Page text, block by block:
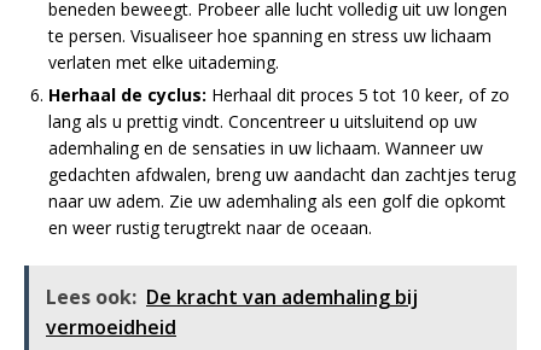
beneden beweegt. Probeer alle lucht volledig uit uw longen
te persen. Visualiseer hoe spanning en stress uw lichaam
verlaten met elke uitademing.
Herhaal de cyclus: Herhaal dit proces 5 tot 10 keer, of zo
lang als u prettig vindt. Concentreer u uitsluitend op uw
ademhaling en de sensaties in uw lichaam. Wanneer uw
gedachten afdwalen, breng uw aandacht dan zachtjes terug
naar uw adem. Zie uw ademhaling als een golf die opkomt
en weer rustig terugtrekt naar de oceaan.
Lees ook: De kracht van ademhaling bij
vermoeidheid